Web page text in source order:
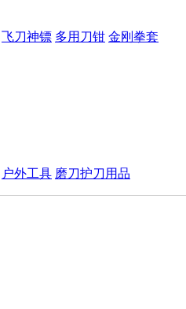
飞刀神镖 多用刀钳 金刚拳套
户外工具 磨刀护刀用品